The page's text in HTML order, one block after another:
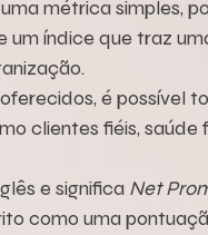
métrica simples,
um índice que traz
é possível
clientes fiéis,
e significa Net
como uma